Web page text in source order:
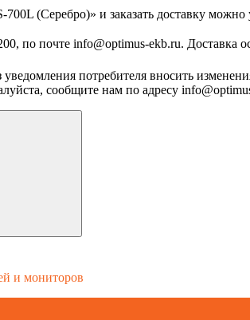
(Серебро)» и заказать доставку
по почте info@optimus-ekb.ru. Доставка
уведомления потребителя вносить
сообщите нам по адресу
и мониторов